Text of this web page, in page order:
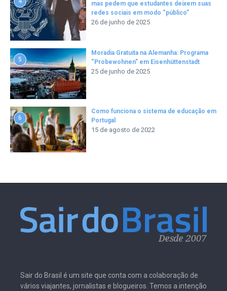
mas pedem que estudantes deixem suas
redes sociais em modo “público”
26 de junho de 2025
5
Moradia Gratuita na Alemanha: Programa
“Probewohnen” em Eisenhüttenstadt
25 de junho de 2025
6
Como funciona o sistema de educação em
Portugal
15 de agosto de 2022
Sair do Brasil é um site que conta com a colaboração de
vários viajantes, jornalistas e blogueiros. Temos a intenção